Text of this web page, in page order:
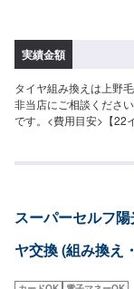
実績金額
タイヤ組み換えは上野
非当店にご相談くださ
です。<費用目安>【22
っております。軽バン
スーパーセルフ
ヤ交換 (組み換え